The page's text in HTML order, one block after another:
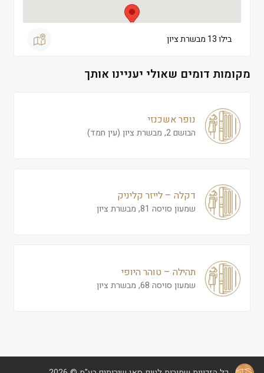
בילו 13 מבשרת ציון
מקומות דומים שאולי יעניינו אותך
נופר אשכנזי
הבושם 2, מבשרת ציון (עין חמד)
דקלה – לייזר קליניק
שמעון סויסה 81, מבשרת ציון
תהילה – טוהר היופי
שמעון סויסה 68, מבשרת ציון